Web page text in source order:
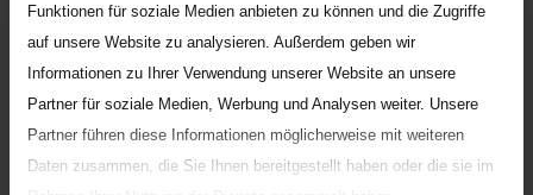
Funktionen für soziale Medien anbieten zu können und die Zugriffe
auf unsere Website zu analysieren. Außerdem geben wir
Informationen zu Ihrer Verwendung unserer Website an unsere
Partner für soziale Medien, Werbung und Analysen weiter. Unsere
Partner führen diese Informationen möglicherweise mit weiteren
Daten zusammen, die Sie Ihnen bereitgestellt haben oder die sie im